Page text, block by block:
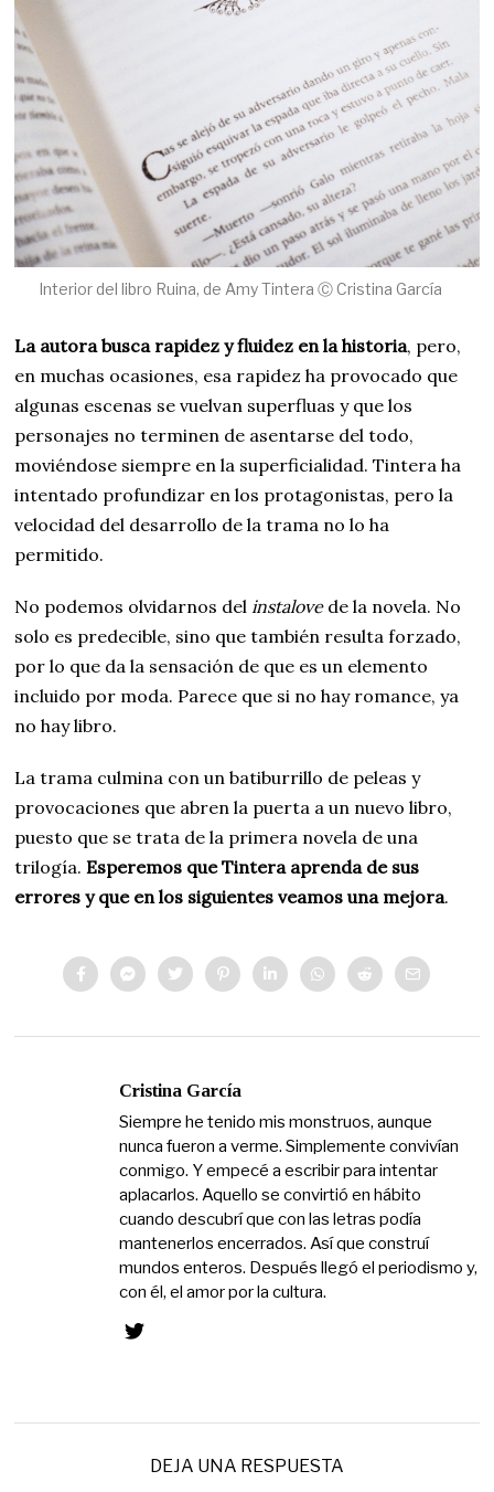
Interior del libro Ruina, de Amy Tintera Ⓒ Cristina García
La autora busca rapidez y fluidez en la historia, pero,
en muchas ocasiones, esa rapidez ha provocado que
algunas escenas se vuelvan superfluas y que los
personajes no terminen de asentarse del todo,
moviéndose siempre en la superficialidad. Tintera ha
intentado profundizar en los protagonistas, pero la
velocidad del desarrollo de la trama no lo ha
permitido.
No podemos olvidarnos del instalovede la novela. No
solo es predecible, sino que también resulta forzado,
por lo que da la sensación de que es un elemento
incluido por moda. Parece que si no hay romance, ya
no hay libro.
La trama culmina con un batiburrillo de peleas y
provocaciones que abren la puerta a un nuevo libro,
puesto que se trata de la primera novela de una
trilogía. Esperemos que Tintera aprenda de sus
errores y que en los siguientes veamos una mejora.
Cristina García
Siempre he tenido mis monstruos, aunque
nunca fueron a verme. Simplemente convivían
conmigo. Y empecé a escribir para intentar
aplacarlos. Aquello se convirtió en hábito
cuando descubrí que con las letras podía
mantenerlos encerrados. Así que construí
mundos enteros. Después llegó el periodismo y,
con él, el amor por la cultura.
DEJA UNA RESPUESTA